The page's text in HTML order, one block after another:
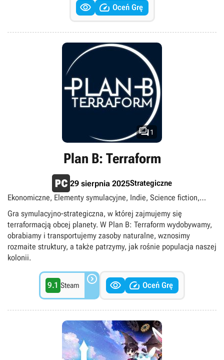
  Oceń Grę
1
Plan B: Terraform
29 sierpnia 2025Strategiczne
Ekonomiczne, Elementy symulacyjne, Indie, Science fiction,
Singleplayer, singleplayer
Gra symulacyjno-strategiczna, w której zajmujemy się
terraformacją obcej planety. W Plan B: Terraform wydobywamy,
obrabiamy i transportujemy zasoby naturalne, wznosimy
rozmaite struktury, a także patrzymy, jak rośnie populacja naszej
kolonii.
9.1 Steam    Oceń Grę